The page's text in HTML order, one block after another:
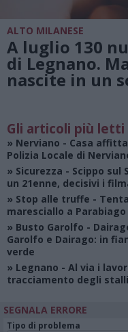
ALTO MILANESE
A luglio 130
di Legnano.
nascite in un
Gli articoli più letti
» Nerviano - Casa
Polizia Locale di
» Sicurezza - Scippo sul
un 21enne, decisivi i
» Stop alle truffe -
maresciallo a Parabiago
» Busto Garolfo -
Garolfo e Dairago: in
verde
» Legnano - Al via i
tracciamento degli
SEGNALA ERRORE
Tipo di problema